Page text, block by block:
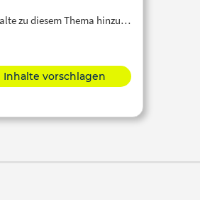
zu diesem Thema hinzu…
Inhalte vorschlagen